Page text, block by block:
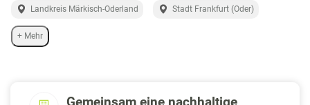
Landkreis Märkisch-Oderland Stadt Frankfurt (Oder)
+ Mehr